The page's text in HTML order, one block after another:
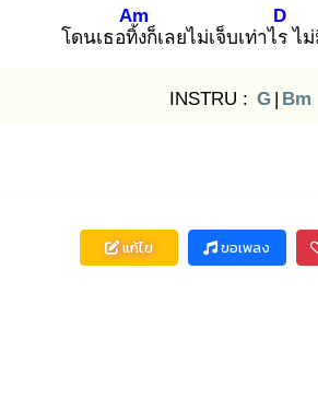
โดนเธอทิ้ง
Am
ก็เลยไม่เจ็บเท่าไร
D
ไ
INSTRU : G | Bm
แก้ไข ขอเพลง